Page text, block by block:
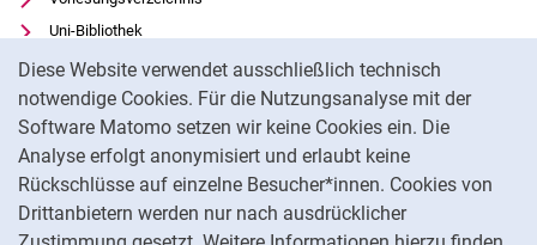
Diese Website verwendet ausschließlich technisch
notwendige Cookies. Für die Nutzungsanalyse mit der
Software Matomo setzen wir keine Cookies ein. Die
Analyse erfolgt anonymisiert und erlaubt keine
Rückschlüsse auf einzelne Besucher*innen. Cookies von
Drittanbietern werden nur nach ausdrücklicher
Uni-Bibliothek
Moodle
Panopto
Datenschutz
Barrierefreiheit
Transparenter KI-Einsatz